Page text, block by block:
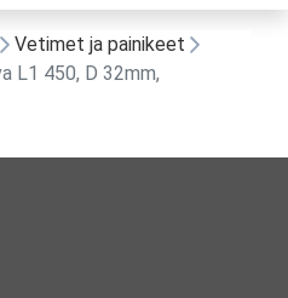
Vetimet ja painikeet
L1 450, D 32mm,